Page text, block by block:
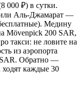
000 ₽) в сутки.
Аль-Джамарат —
Медину
Mövenpick 200 SAR,
такси: не ловите на
из аэропорта
Обратно —
каждые 30